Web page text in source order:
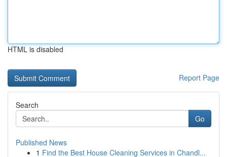
HTML is disabled
Report Page
Search
Go
Published News
1 Find the Best House Cleaning Services in Chandl...